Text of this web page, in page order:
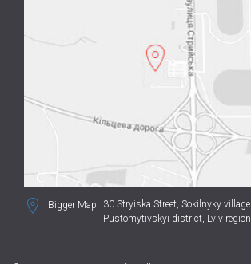
Bigger Map 30 Stryiska Street, Sokilnyky village
Pustomytivskyi district, Lviv region